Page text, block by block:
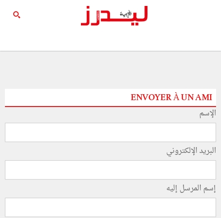
ENVOYER À UN AMI
الإسم
البريد الإلكتروني
إسم المرسل إليه